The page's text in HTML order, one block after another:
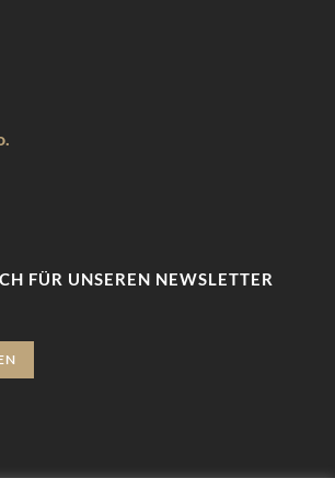
FÜR UNSEREN NEWSLETTER